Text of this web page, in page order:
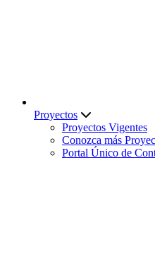
Proyectos
Proyectos Vigentes
Conozca más
Portal Único de